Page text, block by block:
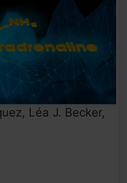
Léa J. Becker,